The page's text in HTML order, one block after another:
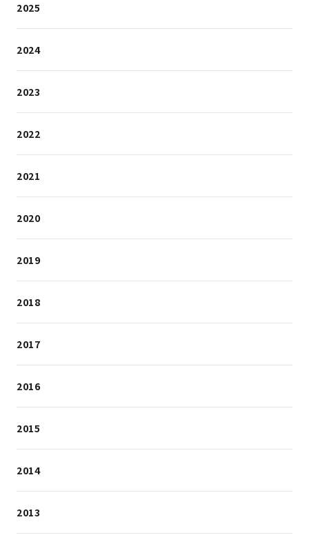
2025
2024
2023
2022
2021
2020
2019
2018
2017
2016
2015
2014
2013